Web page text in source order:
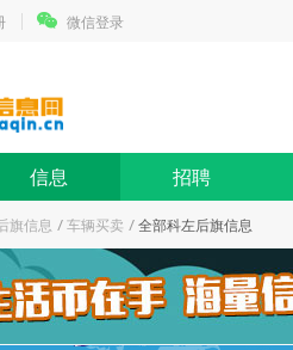
微信登录
信息 招聘
旗信息 车辆买卖 全部科左后旗信息
变漂亮！
报名